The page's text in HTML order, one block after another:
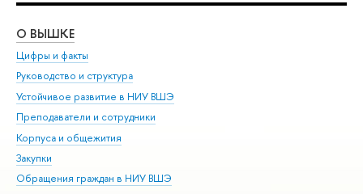
О ВЫШКЕ
Цифры и факты
Руководство и структура
Устойчивое развитие в НИУ ВШЭ
Преподаватели и сотрудники
Корпуса и общежития
Закупки
Обращения граждан в НИУ ВШЭ